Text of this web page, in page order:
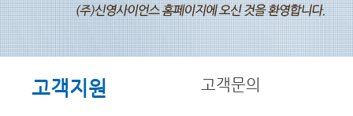
고객지원 고객문의